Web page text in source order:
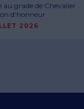
au grade de Chevalier
d'honneur
2026